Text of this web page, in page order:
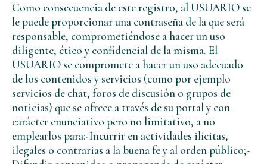
Como consecuencia de este registro, al USUARIO se
le puede proporcionar una contraseña de la que será
responsable, comprometiéndose a hacer un uso
diligente, ético y confidencial de la misma. El
USUARIO se compromete a hacer un uso adecuado
de los contenidos y servicios (como por ejemplo
servicios de chat, foros de discusión o grupos de
noticias) que se ofrece a través de su portal y con
carácter enunciativo pero no limitativo, a no
emplearlos para:-Incurrir en actividades ilícitas,
ilegales o contrarias a la buena fe y al orden público;-